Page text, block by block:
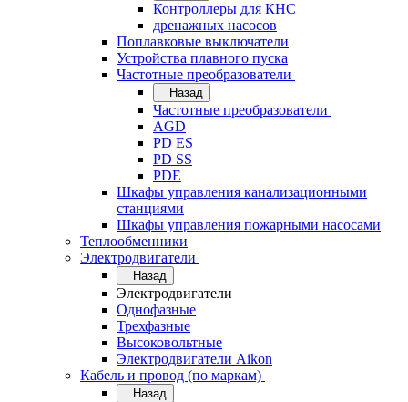
Контроллеры для КНС
дренажных насосов
Поплавковые выключатели
Устройства плавного пуска
Частотные преобразователи
Назад
Частотные преобразователи
AGD
PD ES
PD SS
PDE
Шкафы управления канализационными
станциями
Шкафы управления пожарными насосами
Теплообменники
Электродвигатели
Назад
Электродвигатели
Однофазные
Трехфазные
Высоковольтные
Электродвигатели Aikon
Кабель и провод (по маркам)
Назад